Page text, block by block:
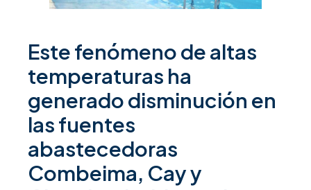
Este fenómeno de altas
temperaturas ha
generado disminución en
las fuentes
abastecedoras
Combeima, Cay y